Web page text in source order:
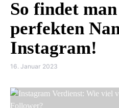
So findet
perfekten
Instagram!
16. Januar 2023